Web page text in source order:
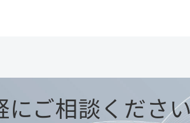
にご相談ください